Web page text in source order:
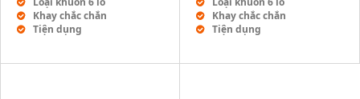
Khay chắc chắn
Tiện dụng
Khay chắc chắn
Tiện dụng